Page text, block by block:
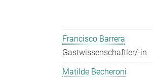
Francisco Barrera
Gastwissenschaftler/-in
Matilde Becheroni